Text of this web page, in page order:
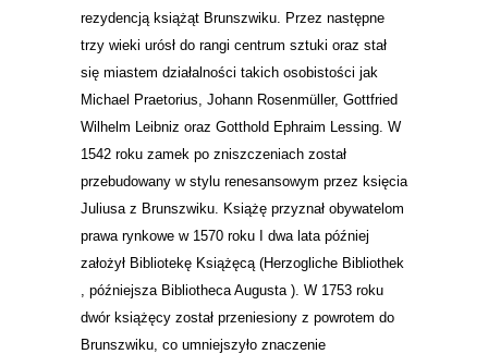
rezydencją książąt Brunszwiku. Przez następne
trzy wieki urósł do rangi centrum sztuki oraz stał
się miastem działalności takich osobistości jak
Michael Praetorius, Johann Rosenmüller, Gottfried
Wilhelm Leibniz oraz Gotthold Ephraim Lessing. W
1542 roku zamek po zniszczeniach został
przebudowany w stylu renesansowym przez księcia
Juliusa z Brunszwiku. Książę przyznał obywatelom
prawa rynkowe w 1570 roku I dwa lata później
założył Bibliotekę Książęcą (Herzogliche Bibliothek
, późniejsza Bibliotheca Augusta ). W 1753 roku
dwór książęcy został przeniesiony z powrotem do
Brunszwiku, co umniejszyło znaczenie